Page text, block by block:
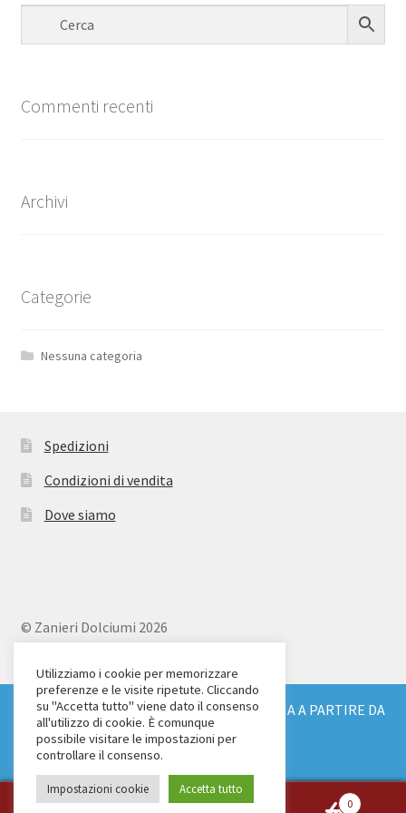
SPEDIZIONE GRATUITA IN TUTTA ITALIA A PARTIRE DA
€ 150
Ignora
Commenti recenti
Archivi
Categorie
Nessuna categoria
Spedizioni
Condizioni di vendita
Dove siamo
© Zanieri Dolciumi 2026
Via Alfieri 18
Scandicci (FI)
Tel. 055 2571707
C.F. e P.IVA: 04904430487
0
Utilizziamo i cookie per memorizzare
preferenze e le visite ripetute. Cliccando
su "Accetta tutto" viene dato il consenso
all'utilizzo di cookie. È comunque
possibile visitare le impostazioni per
controllare il consenso.
Impostazioni cookie Accetta tutto